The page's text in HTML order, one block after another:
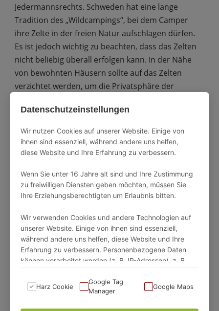
Datenschutzeinstellungen
Wir nutzen Cookies auf unserer Website. Einige von
ihnen sind essenziell, während andere uns helfen,
diese Website und Ihre Erfahrung zu verbessern.
Wenn Sie unter 16 Jahre alt sind und Ihre Zustimmung
zu freiwilligen Diensten geben möchten, müssen Sie
Ihre Erziehungsberechtigten um Erlaubnis bitten.
Wir verwenden Cookies und andere Technologien auf
unserer Website. Einige von ihnen sind essenziell,
während andere uns helfen, diese Website und Ihre
Erfahrung zu verbessern. Personenbezogene Daten
können verarbeitet werden (z. B. IP-Adressen), z. B.
Anzeigen- und Inhaltsmessung.
Harz Cookie
Google Tag
Manager
Google Maps
Jedermannsrechts. Schweden hat eine lange
Tradition des „Wildcampings“, bei dem Camper
ihre Zelte in der freien Natur aufschlagen dürfen.
Es ist jedoch wichtig zu beachten, dass das Zelten
nicht beliebig überall erfolgen kann. In der Nähe
von bewohnten Häusern sollte auf das Zelten
verzichtet werden, um die Privatsphäre der
Einschränkungen in bestimmten
Naturschutzgebieten.
Anders als häufig genannt, bezieht sich das
schwedischen Natur. Für Wohnmobile und
Campervans gilt das Wildcamping nicht. Hierfür
Verfügung.
Sammeln von Beeren, Pilzen und Kräutern
Jedermannsrechts ist das Sammeln von Beeren,
Pilzen und anderen Naturgütern. Schweden ist